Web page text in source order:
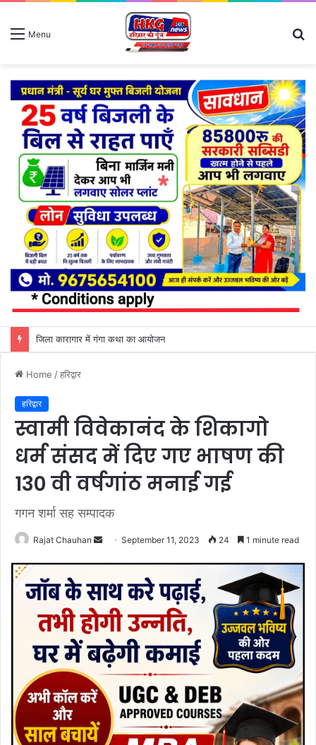
Menu
जिला कारागार में गंगा कथा का आयोजन
Home /हरिद्वार
हरिद्वार
स्वामी विवेकानंद के शिकागो
धर्म संसद में दिए गए भाषण की
130 वी वर्षगांठ मनाई गई
गगन शर्मा सह सम्पादक
Rajat Chauhan
Send September 11, 2023 24 1 minute read